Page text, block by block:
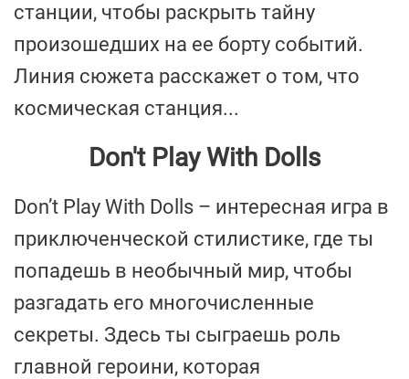
станции, чтобы раскрыть тайну
произошедших на ее борту событий.
Линия сюжета расскажет о том, что
космическая станция...
Don't Play With Dolls
Don’t Play With Dolls – интересная игра в
приключенческой стилистике, где ты
попадешь в необычный мир, чтобы
разгадать его многочисленные
секреты. Здесь ты сыграешь роль
главной героини, которая